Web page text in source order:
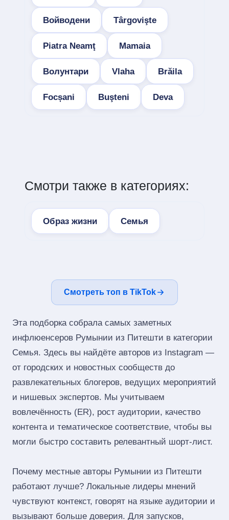
Войводени Târgovişte
Piatra Neamţ Mamaia
Волунтари Vlaha Brăila
Focșani Buşteni Deva
Смотри также в категориях:
Образ жизни Семья
Смотреть топ в TikTok
Эта подборка собрала самых заметных
инфлюенсеров Румынии из Питешти в категории
Семья. Здесь вы найдёте авторов из Instagram —
от городских и новостных сообществ до
развлекательных блогеров, ведущих мероприятий
и нишевых экспертов. Мы учитываем
вовлечённость (ER), рост аудитории, качество
контента и тематическое соответствие, чтобы вы
могли быстро составить релевантный шорт‑лист.
Почему местные авторы Румынии из Питешти
работают лучше? Локальные лидеры мнений
чувствуют контекст, говорят на языке аудитории и
вызывают больше доверия. Для запусков,